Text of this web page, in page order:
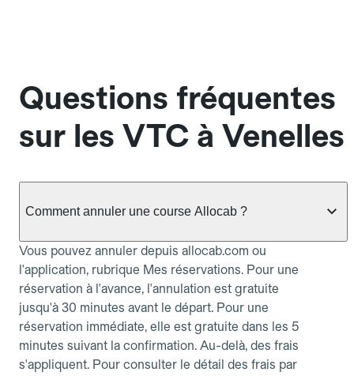
Questions fréquentes
sur les VTC à Venelles
Comment annuler une course Allocab ?
Vous pouvez annuler depuis allocab.com ou
l'application, rubrique Mes réservations. Pour une
réservation à l'avance, l'annulation est gratuite
jusqu'à 30 minutes avant le départ. Pour une
réservation immédiate, elle est gratuite dans les 5
minutes suivant la confirmation. Au-delà, des frais
s'appliquent. Pour consulter le détail des frais par